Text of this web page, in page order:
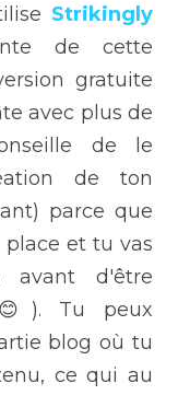
de cette
gratuite
avec plus de
de le
de ton
parce que
et tu vas
avant d'être
Tu peux
blog où tu
ce qui au